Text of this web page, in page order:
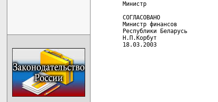
Министр
СОГЛАСОВАНО
Министр финансов
Республики Беларусь
Н.П.Корбут
18.03.2003